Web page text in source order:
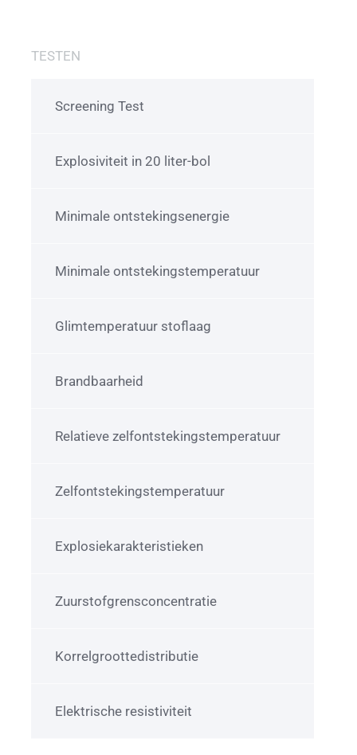
TESTEN
Screening Test
Explosiviteit in 20 liter-bol
Minimale ontstekingsenergie
Minimale ontstekingstemperatuur
Glimtemperatuur stoflaag
Brandbaarheid
Relatieve zelfontstekingstemperatuur
Zelfontstekingstemperatuur
Explosiekarakteristieken
Zuurstofgrensconcentratie
Korrelgroottedistributie
Elektrische resistiviteit